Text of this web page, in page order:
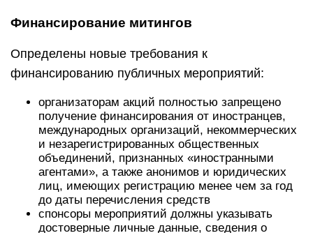
Финансирование митингов
Определены новые требования к
финансированию публичных мероприятий:
организаторам акций полностью запрещено
получение финансирования от иностранцев,
международных организаций, некоммерческих
и незарегистрированных общественных
объединений, признанных «иностранными
агентами», а также анонимов и юридических
лиц, имеющих регистрацию менее чем за год
до даты перечисления средств
спонсоры мероприятий должны указывать
достоверные личные данные, сведения о